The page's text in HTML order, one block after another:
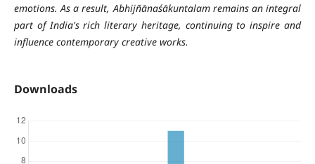
emotions. As a result, Abhijñānaśākuntalam remains an integral
part of India's rich literary heritage, continuing to inspire and
influence contemporary creative works.
Downloads